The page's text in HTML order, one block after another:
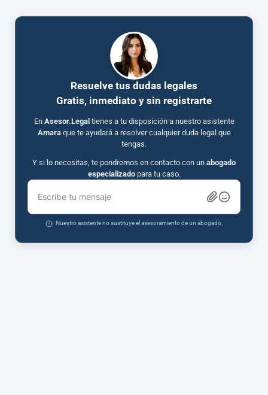
Resuelve tus dudas legales
Gratis, inmediato y sin registrarte
En Asesor.Legal tienes a tu disposición a nuestro asistente
Amaraque te ayudará a resolver cualquier duda legal que
tengas.
Y si lo necesitas, te pondremos en contacto con un abogado
especializadopara tu caso.
Escribe tu mensaje
Nuestro asistente no sustituye el asesoramiento de un abogado.